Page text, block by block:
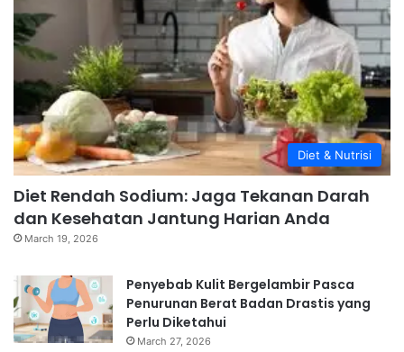
Diet & Nutrisi
Diet Rendah Sodium: Jaga Tekanan Darah
dan Kesehatan Jantung Harian Anda
March 19, 2026
Penyebab Kulit Bergelambir Pasca
Penurunan Berat Badan Drastis yang
Perlu Diketahui
March 27, 2026